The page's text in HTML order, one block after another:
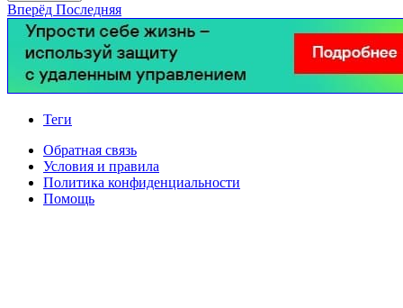
Вперёд Последняя
Теги
Обратная связь
Условия и правила
Политика конфиденциальности
Помощь